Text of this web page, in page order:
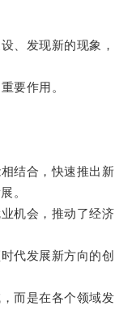
发现新的现象，
要作用。
结合，快速推出新
。
机会，推动了经济
代发展新方向的创
而是在各个领域发